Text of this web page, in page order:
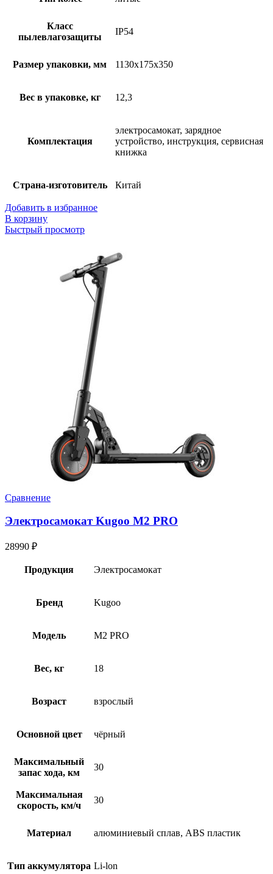
Класс
пылевлагозащиты
IP54
Размер упаковки, мм 1130x175x350
Вес в упаковке, кг 12,3
Комплектация
электросамокат, зарядное
устройство, инструкция, сервисная
книжка
Страна-изготовитель Китай
Добавить в избранное
В корзину
Быстрый просмотр
Сравнение
Электросамокат Kugoo M2 PRO
28990 ₽
Продукция Электросамокат
Бренд Kugoo
Модель M2 PRO
Вес, кг 18
Возраст взрослый
Основной цвет чёрный
Максимальный
запас хода, км
30
Максимальная
скорость, км/ч
30
Материал алюминиевый сплав, ABS пластик
Тип аккумулятора Li-lon